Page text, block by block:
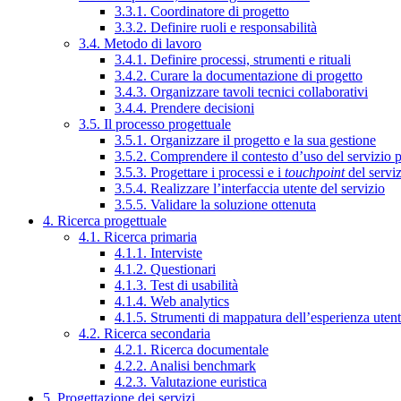
3.3.1. Coordinatore di progetto
3.3.2. Definire ruoli e responsabilità
3.4. Metodo di lavoro
3.4.1. Definire processi, strumenti e rituali
3.4.2. Curare la documentazione di progetto
3.4.3. Organizzare tavoli tecnici collaborativi
3.4.4. Prendere decisioni
3.5. Il processo progettuale
3.5.1. Organizzare il progetto e la sua gestione
3.5.2. Comprendere il contesto d’uso del servizio
3.5.3. Progettare i processi e i touchpointdel
3.5.4. Realizzare l’interfaccia utente del servizio
3.5.5. Validare la soluzione ottenuta
4. Ricerca progettuale
4.1. Ricerca primaria
4.1.1. Interviste
4.1.2. Questionari
4.1.3. Test di usabilità
4.1.4. Web analytics
4.1.5. Strumenti di mappatura dell’esperienza
4.2. Ricerca secondaria
4.2.1. Ricerca documentale
4.2.2. Analisi benchmark
4.2.3. Valutazione euristica
5. Progettazione dei servizi